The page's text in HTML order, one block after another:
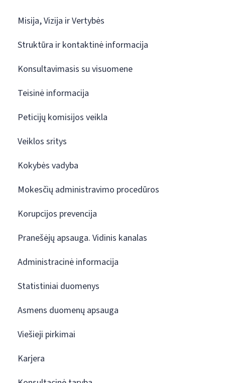
Misija, Vizija ir Vertybės
Struktūra ir kontaktinė informacija
Konsultavimasis su visuomene
Teisinė informacija
Peticijų komisijos veikla
Veiklos sritys
Kokybės vadyba
Mokesčių administravimo procedūros
Korupcijos prevencija
Pranešėjų apsauga. Vidinis kanalas
Administracinė informacija
Statistiniai duomenys
Asmens duomenų apsauga
Viešieji pirkimai
Karjera